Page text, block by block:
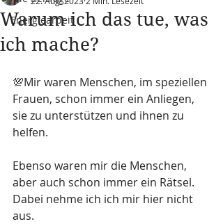
Energiearbeit
Warum ich das tue, was
ich mache?
💯Mir waren Menschen, im speziellen
Frauen, schon immer ein Anliegen,
sie zu unterstützen und ihnen zu
helfen.
Ebenso waren mir die Menschen,
aber auch schon immer ein Rätsel.
Dabei nehme ich ich mir hier nicht
aus.